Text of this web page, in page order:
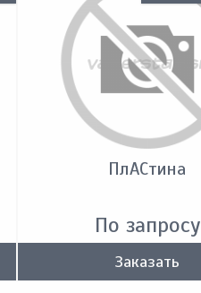
ПлACтина
По запросу
Заказать